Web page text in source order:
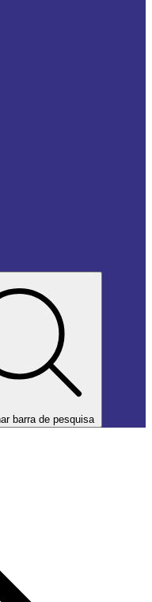
barra de pesquisa